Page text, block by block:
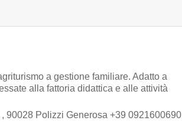
a gestione familiare. Adatto a
alla fattoria didattica e alle attività
, 90028 Polizzi Generosa +39 0921600690